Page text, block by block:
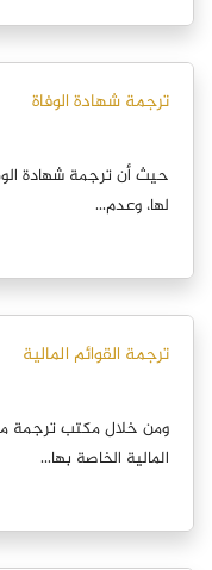
ترجمة شهادة الوفاة
حيث أن ترجمة شهادة
لها، وعدم...
ترجمة القوائم المالية
ومن خلال مكتب ترجمة
المالية الخاصة بها...